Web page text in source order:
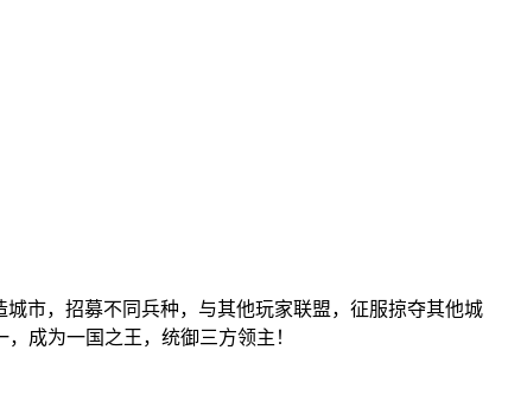
市，招募不同兵种，与其他玩家联盟，征服掠夺其他城
成为一国之王，统御三方领主！